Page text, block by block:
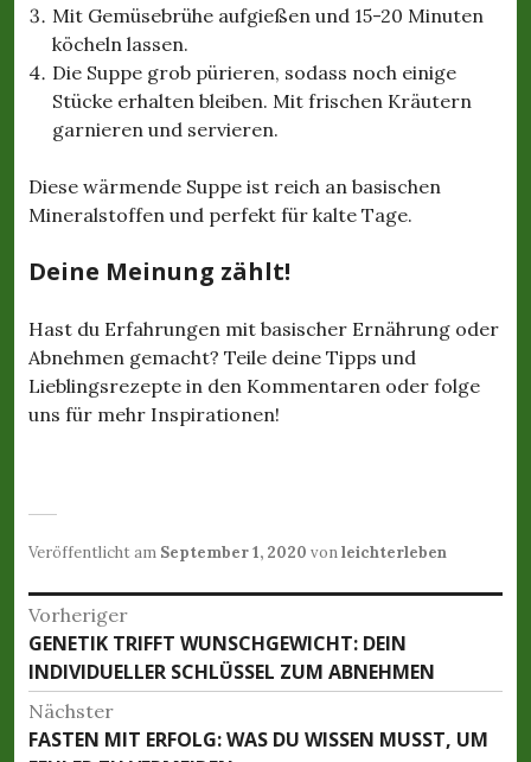
Mit Gemüsebrühe aufgießen und 15-20 Minuten
köcheln lassen.
Die Suppe grob pürieren, sodass noch einige
Stücke erhalten bleiben. Mit frischen Kräutern
garnieren und servieren.
Diese wärmende Suppe ist reich an basischen
Mineralstoffen und perfekt für kalte Tage.
Deine Meinung zählt!
Hast du Erfahrungen mit basischer Ernährung oder
Abnehmen gemacht? Teile deine Tipps und
Lieblingsrezepte in den Kommentaren oder folge
uns für mehr Inspirationen!
Veröffentlicht am September 1, 2020 vonleichterleben
B
e
i
t
Vorheriger
V
o
r
h
e
GENETIK TRIFFT WUNSCHGEWICHT: DEIN
INDIVIDUELLER SCHLÜSSEL ZUM ABNEHMEN
Nächster
N
FASTEN MIT ERFOLG: WAS DU WISSEN MUSST, UM